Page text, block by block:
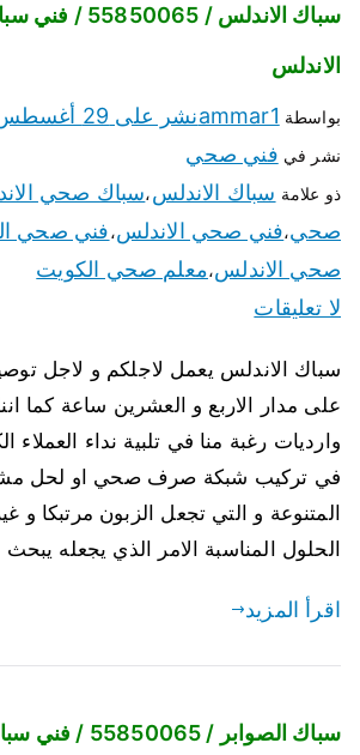
سباك الاندلس /
الاندلس
بواسطة ammar1نشر على 29 أغسطس، 2020
نشر في فني صحي
ذو علامة سباك الاندلس،سباك صحي
صحي،فني صحي الاندلس،فني صحي
صحي الاندلس،معلم صحي الكويت
لا تعليقات
سباك الاندلس يعمل لاجلكم و لاجل
على مدار الاربع و العشرين ساعة كما
وارديات رغبة منا في تلبية نداء العملاء
في تركيب شبكة صرف صحي او لحل
المتنوعة و التي تجعل الزبون مرتبكا و
الحلول المناسبة الامر الذي يجعله
اقرأ المزيد
سباك الصوابر /